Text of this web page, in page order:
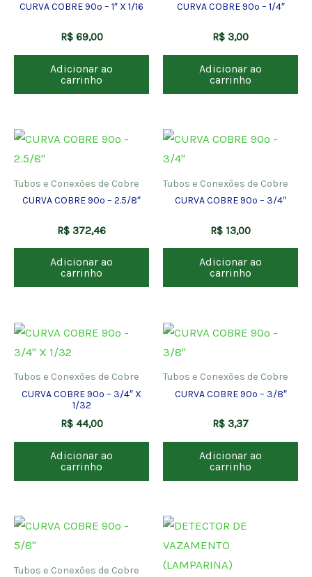
CURVA COBRE 90º – 1″ X 1/16
R$69,00
Adicionar ao
carrinho
CURVA COBRE 90º – 1/4″
R$ 3,00
Adicionar ao
carrinho
Tubos e Conexões de Cobre
CURVA COBRE 90º – 2.5/8″
R$ 372,46
Adicionar ao
carrinho
Tubos e Conexões de Cobre
CURVA COBRE 90º – 3/4″
R$ 13,00
Adicionar ao
carrinho
Tubos e Conexões de Cobre
CURVA COBRE 90º – 3/4″ X
1/32
R$44,00
Adicionar ao
carrinho
Tubos e Conexões de Cobre
CURVA COBRE 90º – 3/8″
R$ 3,37
Adicionar ao
carrinho
Tubos e Conexões de Cobre